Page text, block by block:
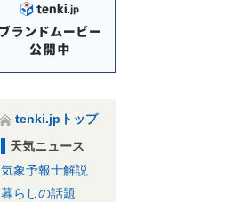
tenki.jpトップ
天気ニュース
気象予報士解説
暮らしの話題